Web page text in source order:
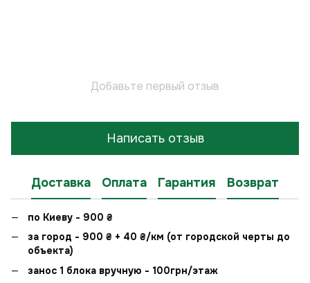
Добавьте первый отзыв
Написать отзыв
Доставка Оплата Гарантия Возврат
по Киеву - 900 ₴
за город - 900 ₴ + 40 ₴/км (от городской черты до
объекта)
занос 1 блока вручную - 100грн/этаж